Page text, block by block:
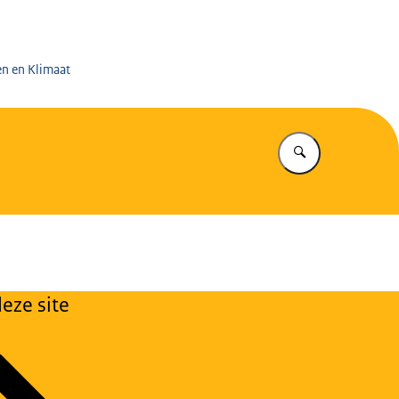
en Klimaat
Vul in wat u
site